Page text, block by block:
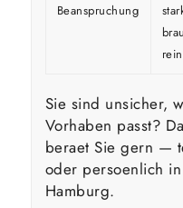
Beanspruchung
Sie sind unsicher,
Vorhaben passt?
beraet Sie gern —
oder persoenlich
Hamburg.